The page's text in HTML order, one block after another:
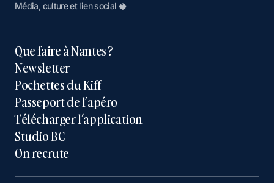
Média, culture et lien social 🥥
Que faire à Nantes ?
Newsletter
Pochettes du Kiff
Passeport de l’apéro
Télécharger l’application
Studio BC
On recrute